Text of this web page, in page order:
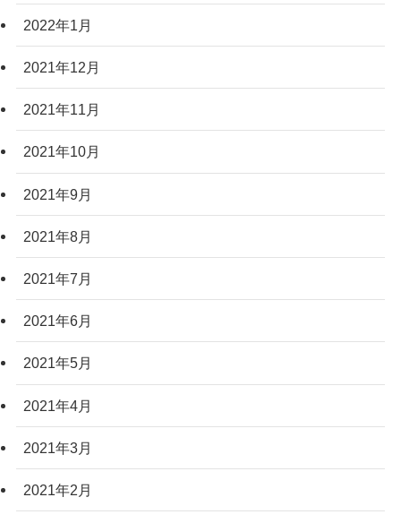
2022年1月
2021年12月
2021年11月
2021年10月
2021年9月
2021年8月
2021年7月
2021年6月
2021年5月
2021年4月
2021年3月
2021年2月